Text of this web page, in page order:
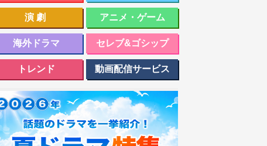
演劇 アニメ・ゲーム
海外ドラマ セレブ&ゴシップ
トレンド 動画配信サービス